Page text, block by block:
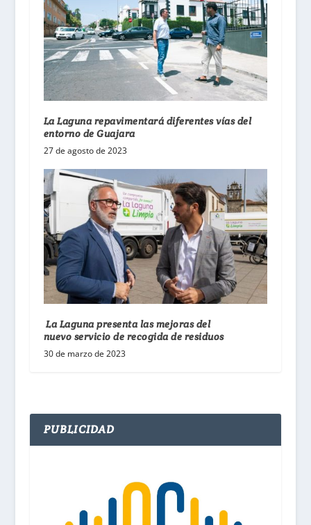
La Laguna repavimentará diferentes vías del
entorno de Guajara
27 de agosto de 2023
La Laguna presenta las mejoras del
nuevo servicio de recogida de residuos
30 de marzo de 2023
PUBLICIDAD